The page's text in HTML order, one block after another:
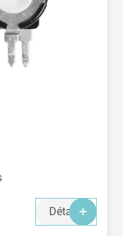
Détails